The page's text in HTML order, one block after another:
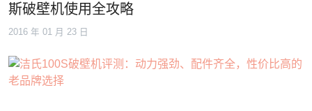
斯破壁机使用全攻略
2016 年 01 月 23 日